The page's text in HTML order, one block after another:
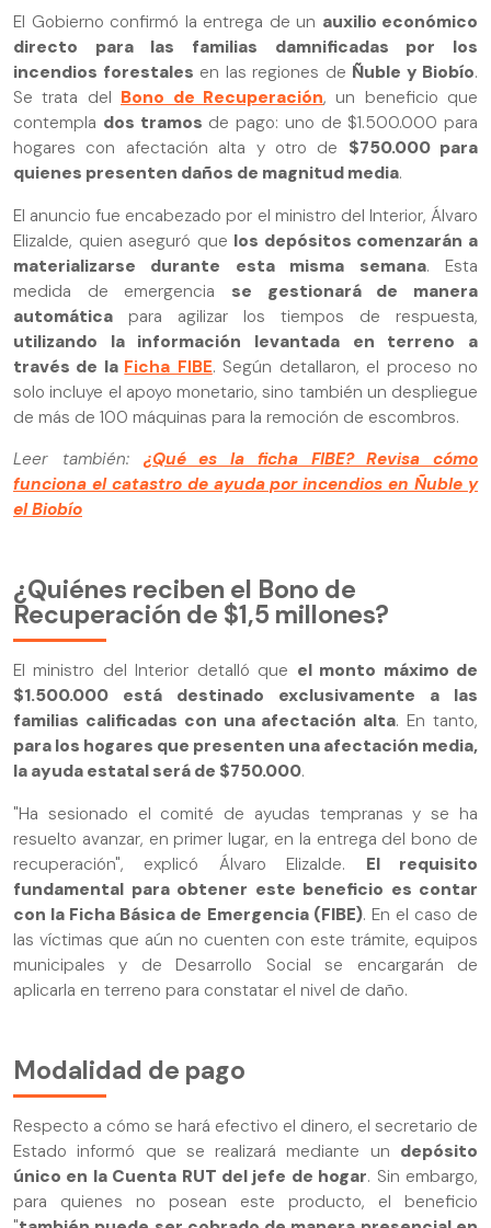
El Gobierno confirmó la entrega de un auxilio económico
directo para las familias damnificadas por los
incendios forestales en las regiones de Ñuble y Biobío.
Se trata del Bono de Recuperación, un beneficio que
contempla dos tramos de pago: uno de $1.500.000 para
hogares con afectación alta y otro de $750.000 para
quienes presenten daños de magnitud media.
El anuncio fue encabezado por el ministro del Interior, Álvaro
Elizalde, quien aseguró que los depósitos comenzarán a
materializarse durante esta misma semana. Esta
medida de emergencia se gestionará de manera
automática para agilizar los tiempos de respuesta,
utilizando la información levantada en terreno a
través de la Ficha FIBE. Según detallaron, el proceso no
solo incluye el apoyo monetario, sino también un despliegue
de más de 100 máquinas para la remoción de escombros.
Leer también: ¿Qué es la ficha FIBE? Revisa cómo
funciona el catastro de ayuda por incendios en Ñuble y
el Biobío
¿Quiénes reciben el Bono de
Recuperación de $1,5 millones?
El ministro del Interior detalló que el monto máximo de
$1.500.000 está destinado exclusivamente a las
familias calificadas con una afectación alta. En tanto,
para los hogares que presenten una afectación media,
la ayuda estatal será de $750.000.
"Ha sesionado el comité de ayudas tempranas y se ha
resuelto avanzar, en primer lugar, en la entrega del bono de
recuperación", explicó Álvaro Elizalde. El requisito
fundamental para obtener este beneficio es contar
con la Ficha Básica de Emergencia (FIBE). En el caso de
las víctimas que aún no cuenten con este trámite, equipos
municipales y de Desarrollo Social se encargarán de
aplicarla en terreno para constatar el nivel de daño.
Modalidad de pago
Respecto a cómo se hará efectivo el dinero, el secretario de
Estado informó que se realizará mediante un depósito
único en la Cuenta RUT del jefe de hogar. Sin embargo,
para quienes no posean este producto, el beneficio